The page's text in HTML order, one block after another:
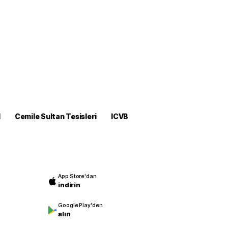
Cemile Sultan Tesisleri
ICVB
App Store'dan
indirin
Google Play'den
alın